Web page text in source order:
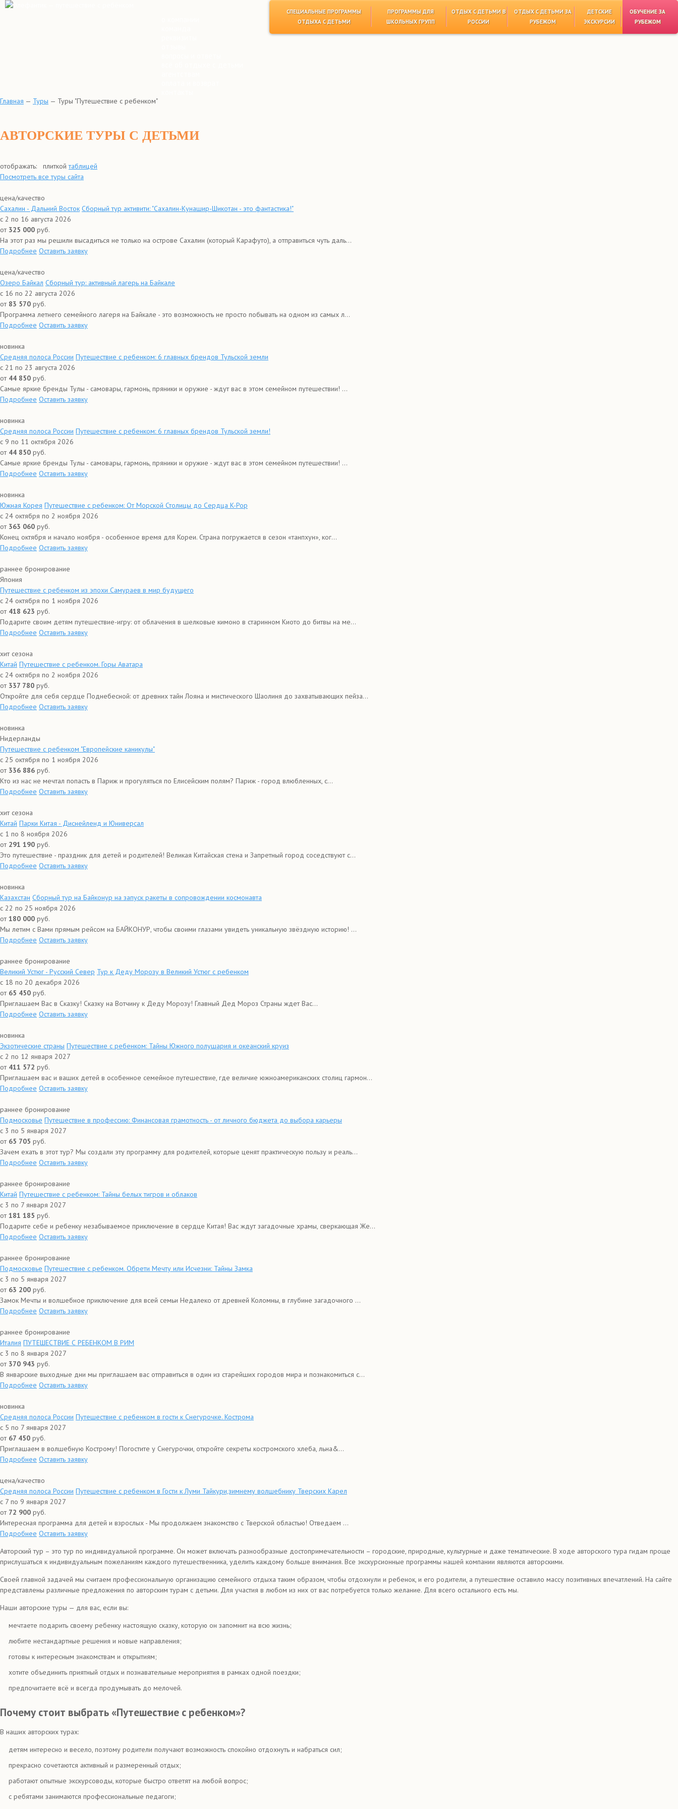
СПЕЦИАЛЬНЫЕ ПРОГРАММЫ
ОТДЫХА С ДЕТЬМИ
ПРОГРАММЫ ДЛЯ
ШКОЛЬНЫХ ГРУПП
ОТДЫХ С ДЕТЬМИ В
РОССИИ
ОТДЫХ С ДЕТЬМИ ЗА
РУБЕЖОМ
ДЕТСКИЕ
ЭКСКУРСИИ
ОБУЧЕНИЕ ЗА
РУБЕЖОМ
Главная — Туры — Туры "Путешествие с ребенком"
АВТОРСКИЕ ТУРЫ С ДЕТЬМИ
отображать: плиткой таблицей
Посмотреть все туры сайта
цена/качество
Сахалин - Дальний Восток Сборный тур активити: "Сахалин-Кунашир-Шикотан - это фантастика!"
с 2 по 16 августа 2026
от 325 000 руб.
На этот раз мы решили высадиться не только на острове Сахалин (который Карафуто), а отправиться чуть даль...
Подробнее Оставить заявку
цена/качество
Озеро Байкал Сборный тур: активный лагерь на Байкале
с 16 по 22 августа 2026
от 83 570 руб.
Программа летнего семейного лагеря на Байкале - это возможность не просто побывать на одном из самых л...
Подробнее Оставить заявку
новинка
Средняя полоса России Путешествие с ребенком: 6 главных брендов Тульской земли
с 21 по 23 августа 2026
от 44 850 руб.
Самые яркие бренды Тулы - самовары, гармонь, пряники и оружие - ждут вас в этом семейном путешествии! ...
Подробнее Оставить заявку
новинка
Средняя полоса России Путешествие с ребенком: 6 главных брендов Тульской земли!
с 9 по 11 октября 2026
от 44 850 руб.
Самые яркие бренды Тулы - самовары, гармонь, пряники и оружие - ждут вас в этом семейном путешествии! ...
Подробнее Оставить заявку
новинка
Южная Корея Путешествие с ребенком: От Морской Столицы до Сердца K-Pop
с 24 октября по 2 ноября 2026
от 363 060 руб.
Конец октября и начало ноября - особенное время для Кореи. Страна погружается в сезон «танпхун», ког...
Подробнее Оставить заявку
раннее бронирование
Япония
Путешествие с ребенком из эпохи Самураев в мир будущего
с 24 октября по 1 ноября 2026
от 418 623 руб.
Подарите своим детям путешествие-игру: от облачения в шелковые кимоно в старинном Киото до битвы на ме...
Подробнее Оставить заявку
хит сезона
Китай Путешествие с ребенком. Горы Аватара
с 24 октября по 2 ноября 2026
от 337 780 руб.
Откройте для себя сердце Поднебесной: от древних тайн Лояна и мистического Шаолиня до захватывающих пейза...
Подробнее Оставить заявку
новинка
Нидерланды
Путешествие с ребенком "Европейские каникулы"
с 25 октября по 1 ноября 2026
от 336 886 руб.
Кто из нас не мечтал попасть в Париж и прогуляться по Елисейским полям? Париж - город влюбленных, с...
Подробнее Оставить заявку
хит сезона
Китай Парки Китая - Диснейленд и Юниверсал
с 1 по 8 ноября 2026
от 291 190 руб.
Это путешествие - праздник для детей и родителей! Великая Китайская стена и Запретный город соседствуют с...
Подробнее Оставить заявку
новинка
Казахстан Сборный тур на Байконур на запуск ракеты в сопровождении космонавта
с 22 по 25 ноября 2026
от180 000 руб.
Мы летим с Вами прямым рейсом на БАЙКОНУР, чтобы своими глазами увидеть уникальную звёздную историю! ...
Подробнее Оставить заявку
раннее бронирование
Великий Устюг - Русский Север Тур к Деду Морозу в Великий Устюг с ребенком
с 18 по 20 декабря 2026
от 65 450 руб.
Приглашаем Вас в Сказку! Сказку на Вотчину к Деду Морозу! Главный Дед Мороз Страны ждет Вас...
Подробнее Оставить заявку
новинка
Экзотические страны Путешествие с ребенком: Тайны Южного полушария и океанский круиз
с 2 по 12 января 2027
от 411 572 руб.
Приглашаем вас и ваших детей в особенное семейное путешествие, где величие южноамериканских столиц гармон...
Подробнее Оставить заявку
раннее бронирование
Подмосковье Путешествие в профессию: Финансовая грамотность - от личного бюджета до выбора карьеры
с 3 по 5 января 2027
от 65 705 руб.
Зачем ехать в этот тур? Мы создали эту программу для родителей, которые ценят практическую пользу и реаль...
Подробнее Оставить заявку
раннее бронирование
Китай Путешествие с ребенком: Тайны белых тигров и облаков
с 3 по 7 января 2027
от181 185 руб.
Подарите себе и ребенку незабываемое приключение в сердце Китая! Вас ждут загадочные храмы, сверкающая Же...
Подробнее Оставить заявку
раннее бронирование
Подмосковье Путешествие с ребенком. Обрети Мечту или Исчезни: Тайны Замка
с 3 по 5 января 2027
от 63 200 руб.
Замок Мечты и волшебное приключение для всей семьи Недалеко от древней Коломны, в глубине загадочного ...
Подробнее Оставить заявку
раннее бронирование
Италия ПУТЕШЕСТВИЕ С РЕБЕНКОМ В РИМ
с 3 по 8 января 2027
от 370 943 руб.
В январские выходные дни мы приглашаем вас отправиться в один из старейших городов мира и познакомиться с...
Подробнее Оставить заявку
новинка
Средняя полоса России Путешествие с ребенком в гости к Снегурочке. Кострома
с 5 по 7 января 2027
от 67 450 руб.
Приглашаем в волшебную Кострому! Погостите у Снегурочки, откройте секреты костромского хлеба, льна&...
Подробнее Оставить заявку
цена/качество
Средняя полоса России Путешествие с ребенком в Гости к Луми Тайкури,зимнему волшебнику Тверских Карел
с 7 по 9 января 2027
от 72 900 руб.
Интересная программа для детей и взрослых - Мы продолжаем знакомство с Тверской областью! Отведаем ...
Подробнее Оставить заявку
Авторский тур – это тур по индивидуальной программе. Он может включать разнообразные достопримечательности – городские, природные, культурные и даже тематические. В ходе авторского тура гидам проще
прислушаться к индивидуальным пожеланиям каждого путешественника, уделить каждому больше внимания. Все экскурсионные программы нашей компании являются авторскими.
Своей главной задачей мы считаем профессиональную организацию семейного отдыха таким образом, чтобы отдохнули и ребенок, и его родители, а путешествие оставило массу позитивных впечатлений. На сайте
представлены различные предложения по авторским турам с детьми. Для участия в любом из них от вас потребуется только желание. Для всего остального есть мы.
Наши авторские туры — для вас, если вы:
мечтаете подарить своему ребенку настоящую сказку, которую он запомнит на всю жизнь;
любите нестандартные решения и новые направления;
готовы к интересным знакомствам и открытиям;
хотите объединить приятный отдых и познавательные мероприятия в рамках одной поездки;
предпочитаете всё и всегда продумывать до мелочей.
Почему стоит выбрать «Путешествие с ребенком»?
В наших авторских турах:
детям интересно и весело, поэтому родители получают возможность спокойно отдохнуть и набраться сил;
прекрасно сочетаются активный и размеренный отдых;
работают опытные экскурсоводы, которые быстро ответят на любой вопрос;
с ребятами занимаются профессиональные педагоги;